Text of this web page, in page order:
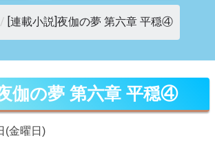
/ [連載小説]夜伽の夢 第六章 平穏④
伽の夢 第六章 平穏④
(金曜日)